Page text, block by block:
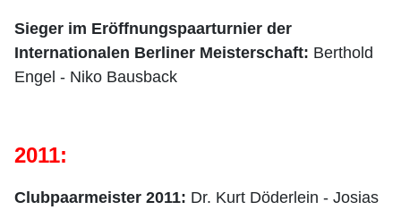
Sieger im Eröffnungspaarturnier der
Internationalen Berliner Meisterschaft: Berthold
Engel - Niko Bausback
2011:
Clubpaarmeister 2011: Dr. Kurt Döderlein - Josias